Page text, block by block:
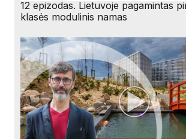
12 epizodas. Lietuvoje pagamintas
klasės modulinis namas